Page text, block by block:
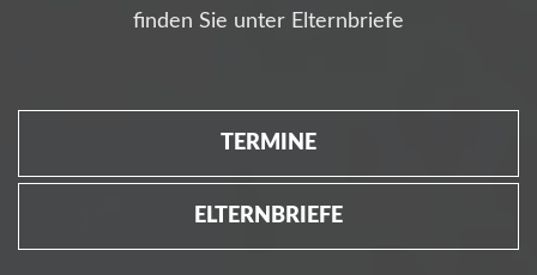
finden Sie unter Elternbriefe
TERMINE
ELTERNBRIEFE